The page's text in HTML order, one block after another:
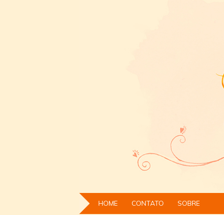
HOME CONTATO SOBRE